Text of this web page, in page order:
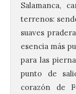
Salamanca,
terrenos:
suaves
esencia más
para las
punto de
corazón de